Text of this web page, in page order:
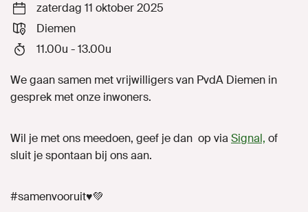
zaterdag 11 oktober 2025
Diemen
11.00u - 13.00u
We gaan samen met vrijwilligers van PvdA Diemen in
gesprek met onze inwoners.
Wil je met ons meedoen, geef je dan op via Signal, of
sluit je spontaan bij ons aan.
#samenvooruit♥️💚
MIJN GROENLINKS